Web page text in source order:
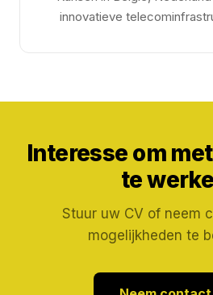
innovatieve
Interesse om
te
Stuur uw CV of neem
mogelijkheden te